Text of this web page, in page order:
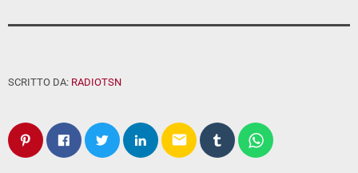
SCRITTO DA: RADIOTSN
email